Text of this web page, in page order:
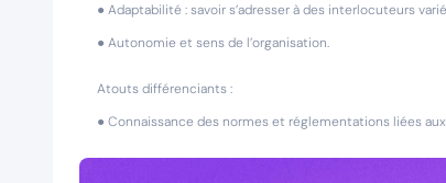
● Adaptabilité : savoir s’adresser à des interlocuteurs
● Autonomie et sens de l’organisation.
Atouts différenciants :
● Connaissance des normes et réglementations liées